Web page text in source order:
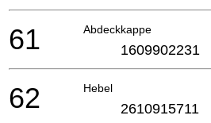
Abdeckkappe
61 1609902231
Hebel
62 2610915711